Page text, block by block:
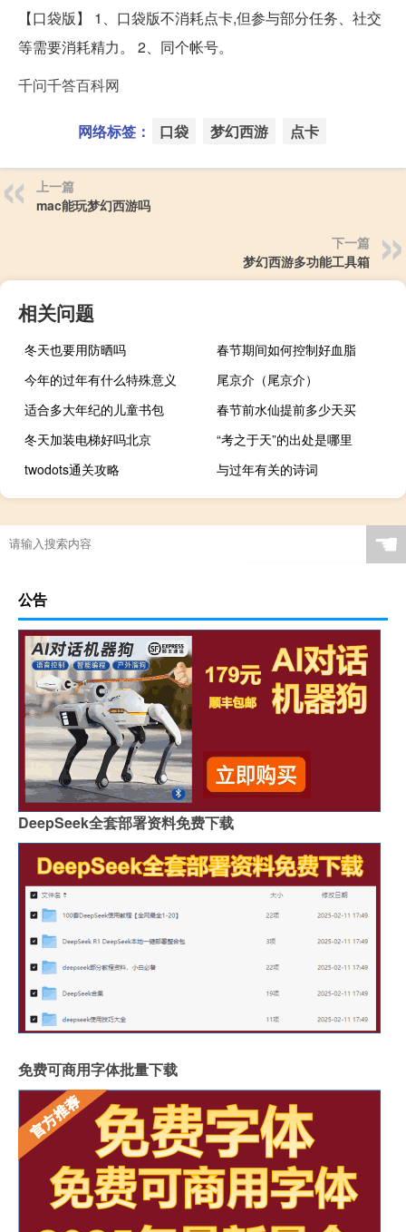
【口袋版】 1、口袋版不消耗点卡,但参与部分任务、社交
等需要消耗精力。 2、同个帐号。
千问千答百科网
网络标签： 口袋 梦幻西游 点卡
上一篇
mac能玩梦幻西游吗
下一篇
梦幻西游多功能工具箱
相关问题
冬天也要用防晒吗
春节期间如何控制好血脂
今年的过年有什么特殊意义
尾京介（尾京介）
适合多大年纪的儿童书包
春节前水仙提前多少天买
冬天加装电梯好吗北京
“考之于天”的出处是哪里
twodots通关攻略
与过年有关的诗词
☚
公告
DeepSeek全套部署资料免费下载
免费可商用字体批量下载